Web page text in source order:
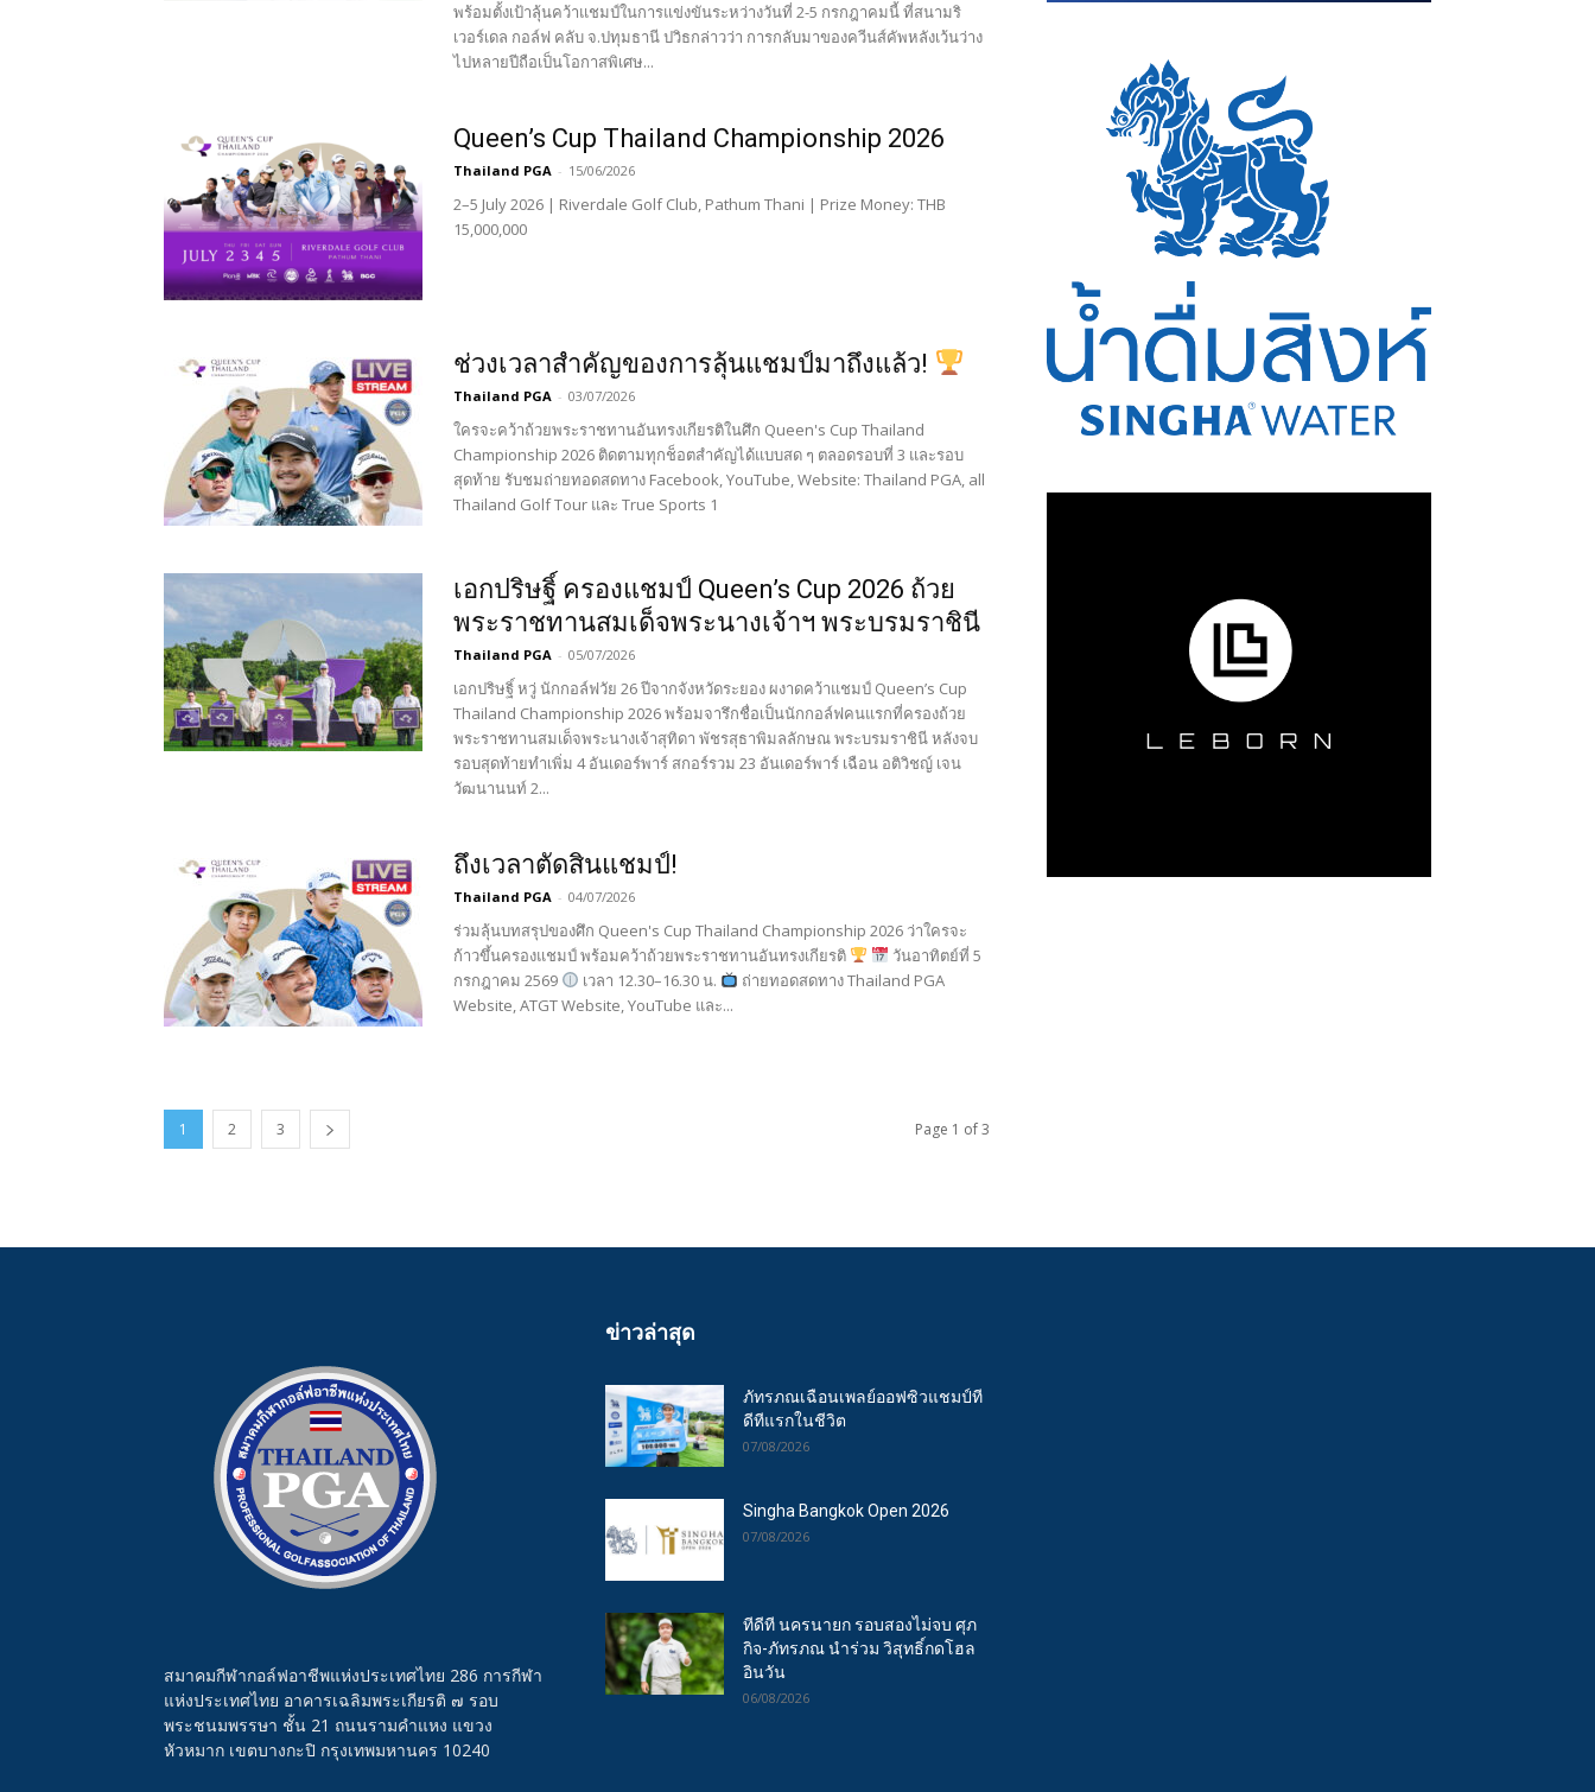
พร้อมตั้งเป้าลุ้นคว้าแชมป์ในการแข่งขันระหว่างวันที่ 2-5 กรกฎาคมนี้ ที่สนามริ
เวอร์เดล กอล์ฟ คลับ จ.ปทุมธานี ปวิธกล่าวว่า การกลับมาของควีนส์คัพหลังเว้นว่าง
ไปหลายปีถือเป็นโอกาสพิเศษ...
Queen’s Cup Thailand Championship 2026
Thailand PGA - 15/06/2026
2–5 July 2026 | Riverdale Golf Club, Pathum Thani | Prize Money: THB
15,000,000
ช่วงเวลาสำคัญของการลุ้นแชมป์มาถึงแล้ว!
Thailand PGA - 03/07/2026
ใครจะคว้าถ้วยพระราชทานอันทรงเกียรติในศึก Queen's Cup Thailand
Championship 2026 ติดตามทุกช็อตสำคัญได้แบบสด ๆ ตลอดรอบที่ 3 และรอบ
สุดท้าย รับชมถ่ายทอดสดทาง Facebook, YouTube, Website: Thailand PGA, all
Thailand Golf Tour และ True Sports 1
เอกปริษฐิ์ ครองแชมป์ Queen’s Cup 2026 ถ้วย
พระราชทานสมเด็จพระนางเจ้าฯ พระบรมราชินี
Thailand PGA - 05/07/2026
เอกปริษฐิ์ หวู่ นักกอล์ฟวัย 26 ปีจากจังหวัดระยอง ผงาดคว้าแชมป์ Queen’s Cup
Thailand Championship 2026 พร้อมจารึกชื่อเป็นนักกอล์ฟคนแรกที่ครองถ้วย
พระราชทานสมเด็จพระนางเจ้าสุทิดา พัชรสุธาพิมลลักษณ พระบรมราชินี หลังจบ
รอบสุดท้ายทำเพิ่ม 4 อันเดอร์พาร์ สกอร์รวม 23 อันเดอร์พาร์ เฉือน อติวิชญ์ เจน
วัฒนานนท์ 2...
ถึงเวลาตัดสินแชมป์!
Thailand PGA - 04/07/2026
ร่วมลุ้นบทสรุปของศึก Queen's Cup Thailand Championship 2026 ว่าใครจะ
ก้าวขึ้นครองแชมป์ พร้อมคว้าถ้วยพระราชทานอันทรงเกียรติ
วันอาทิตย์ที่ 5
กรกฎาคม 2569
เวลา 12.30–16.30 น.
ถ่ายทอดสดทาง Thailand PGA
Website, ATGT Website, YouTube และ...
1 2 3 Page 1 of 3
สมาคมกีฬากอล์ฟอาชีพแห่งประเทศไทย 286 การกีฬา
แห่งประเทศไทย อาคารเฉลิมพระเกียรติ ๗ รอบ
พระชนมพรรษา ชั้น 21 ถนนรามคำแหง แขวง
หัวหมาก เขตบางกะปิ กรุงเทพมหานคร 10240
ข่าวล่าสุด
ภัทรภณเฉือนเพลย์ออฟซิวแชมป์ที
ดีทีแรกในชีวิต
07/08/2026
Singha Bangkok Open 2026
07/08/2026
ทีดีที นครนายก รอบสองไม่จบ ศุภ
กิจ-ภัทรภณ นำร่วม วิสุทธิ์กดโฮล
อินวัน
06/08/2026